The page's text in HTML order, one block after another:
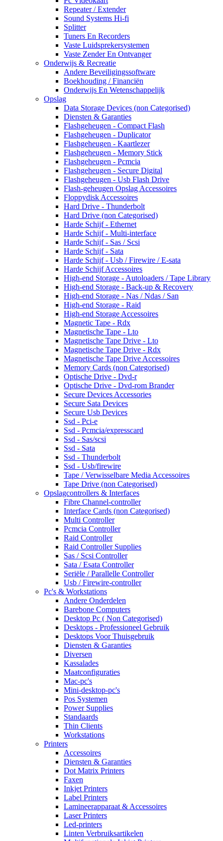
Repeater / Extender
Sound Systems Hi-fi
Splitter
Tuners En Recorders
Vaste Luidsprekersystemen
Vaste Zender En Ontvanger
Onderwijs & Recreatie
Andere Beveiligingssoftware
Boekhouding / Financiën
Onderwijs En Wetenschappelijk
Opslag
Data Storage Devices (non Categorised)
Diensten & Garanties
Flashgeheugen - Compact Flash
Flashgeheugen - Duplicator
Flashgeheugen - Kaartlezer
Flashgeheugen - Memory Stick
Flashgeheugen - Pcmcia
Flashgeheugen - Secure Digital
Flashgeheugen - Usb Flash Drive
Flash-geheugen Opslag Accessoires
Floppydisk Accessoires
Hard Drive - Thunderbolt
Hard Drive (non Categorised)
Harde Schijf - Ethernet
Harde Schijf - Multi-interface
Harde Schijf - Sas / Scsi
Harde Schijf - Sata
Harde Schijf - Usb / Firewire / E-sata
Harde Schijf Accessoires
High-end Storage - Autoloaders / Tape Library
High-end Storage - Back-up & Recovery
High-end Storage - Nas / Ndas / San
High-end Storage - Raid
High-end Storage Accessoires
Magnetic Tape - Rdx
Magnetische Tape - Lto
Magnetische Tape Drive - Lto
Magnetische Tape Drive - Rdx
Magnetische Tape Drive Accessoires
Memory Cards (non Categorised)
Optische Drive - Dvd-r
Optische Drive - Dvd-rom Brander
Secure Devices Accessories
Secure Sata Devices
Secure Usb Devices
Ssd - Pci-e
Ssd - Pcmcia/expresscard
Ssd - Sas/scsi
Ssd - Sata
Ssd - Thunderbolt
Ssd - Usb/firewire
Tape / Verwisselbare Media Accessoires
Tape Drive (non Categorised)
Opslagcontrollers & Interfaces
Fibre Channel-controller
Interface Cards (non Categorised)
Multi Controller
Pcmcia Controller
Raid Controller
Raid Controller Supplies
Sas / Scsi Controller
Sata / Esata Controller
Seriële / Parallelle Controller
Usb / Firewire-controller
Pc's & Workstations
Andere Onderdelen
Barebone Computers
Desktop Pc ( Non Categorised)
Desktops - Professioneel Gebruik
Desktops Voor Thuisgebruik
Diensten & Garanties
Diversen
Kassalades
Maatconfiguraties
Mac-pc's
Mini-desktop-pc's
Pos Systemen
Power Supplies
Standaards
Thin Clients
Workstations
Printers
Accessoires
Diensten & Garanties
Dot Matrix Printers
Faxen
Inkjet Printers
Label Printers
Lamineerapparaat & Accessoires
Laser Printers
Led-printers
Linten Verbruiksartikelen